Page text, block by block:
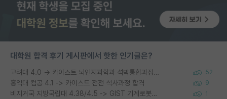
대학원 합격 후기 게시판에서 핫한 인기글은?
고려대 4.0 → 카이스트 뇌인지과학과 석박통합과정 합격 52
홍익대 컴공 4.1 -> 카이스트 전전 석사과정 합격 9
비지거국 지방국립대 4.38/4.5 -> GIST 기계로봇공학과 석사 1